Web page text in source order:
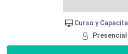
Curso y
Presencial